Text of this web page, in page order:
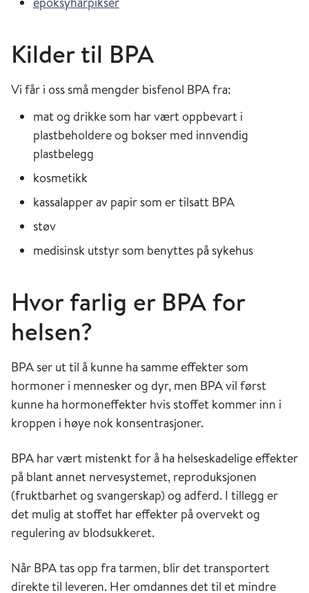
Kilder til BPA
Vi får i oss små mengder bisfenol BPA fra:
mat og drikke som har vært oppbevart i
plastbeholdere og bokser med innvendig
plastbelegg
kosmetikk
kassalapper av papir som er tilsatt BPA
støv
medisinsk utstyr som benyttes på sykehus
Hvor farlig er BPA for
helsen?
BPA ser ut til å kunne ha samme effekter som
hormoner i mennesker og dyr, men BPA vil først
kunne ha hormoneffekter hvis stoffet kommer inn i
kroppen i høye nok konsentrasjoner.
BPA har vært mistenkt for å ha helseskadelige effekter
på blant annet nervesystemet, reproduksjonen
(fruktbarhet og svangerskap) og adferd. I tillegg er
det mulig at stoffet har effekter på overvekt og
regulering av blodsukkeret.
Når BPA tas opp fra tarmen, blir det transportert
direkte til leveren. Her omdannes det til et mindre